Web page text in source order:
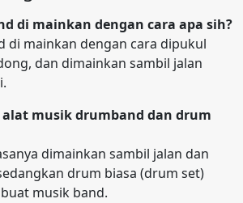
di mainkan dengan cara apa sih?
di mainkan dengan cara dipukul
dan dimainkan sambil jalan
alat musik drumband dan drum
dimainkan sambil jalan dan
drum biasa (drum set)
musik band.